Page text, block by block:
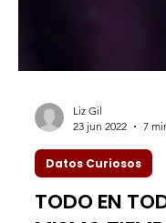
Liz Gil
23 jun 2022
Datos Curiosos